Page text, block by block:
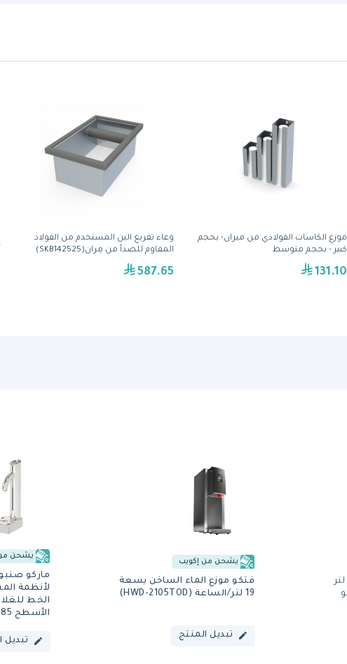
وعاء تفريغ البن المستخدم من الفولاذ
المقاوم للصدأ من مِران(SKB142525)
587.65
موزع الكاسات الفولاذي من ميران- بحجم
كبير - بحجم متوسط
131.10
غلاية الماء الذكية بسعة 10 لتر
يشحن من إكويب
فتكو موزع الماء الساخن بسعة
19 لتر/الساعة (HWD-2105TOD)
تبديل المنتج
يشحن
ماركو
لأنظمة
الخط
الأسطح 1000585
تبديل